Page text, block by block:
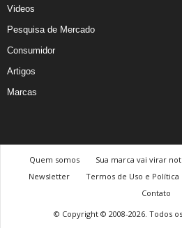
Videos
Pesquisa de Mercado
Consumidor
Artigos
Marcas
Quem somos Sua marca vai virar
Newsletter
Termos de Uso e Política
Contato
© Copyright © 2008-2026. Todos